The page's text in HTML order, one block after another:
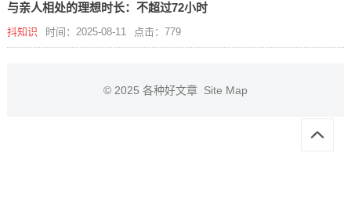
与亲人相处的理想时长：不超过72小时
抖知识 时间：2025-08-11 点击：779
© 2025 各种好文章 Site Map